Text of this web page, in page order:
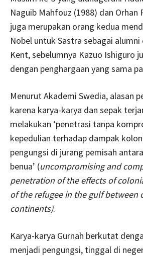
Naguib Mahfouz (1988) dan Orhan
juga merupakan orang kedua
Nobel untuk Sastra sebagai
Kent, sebelumnya Kazuo Ishiguro
dengan penghargaan yang sama
Menurut Akademi Swedia, alasan
karena karya-karya dan sepak
melakukan ‘penetrasi tanpa
kepedulian terhadap dampak
pengungsi di jurang pemisah
benua’ (uncompromising and
penetration of the effects of
of the refugee in the gulf between
continents).
Karya-karya Gurnah berkutat
menjadi pengungsi, tinggal di